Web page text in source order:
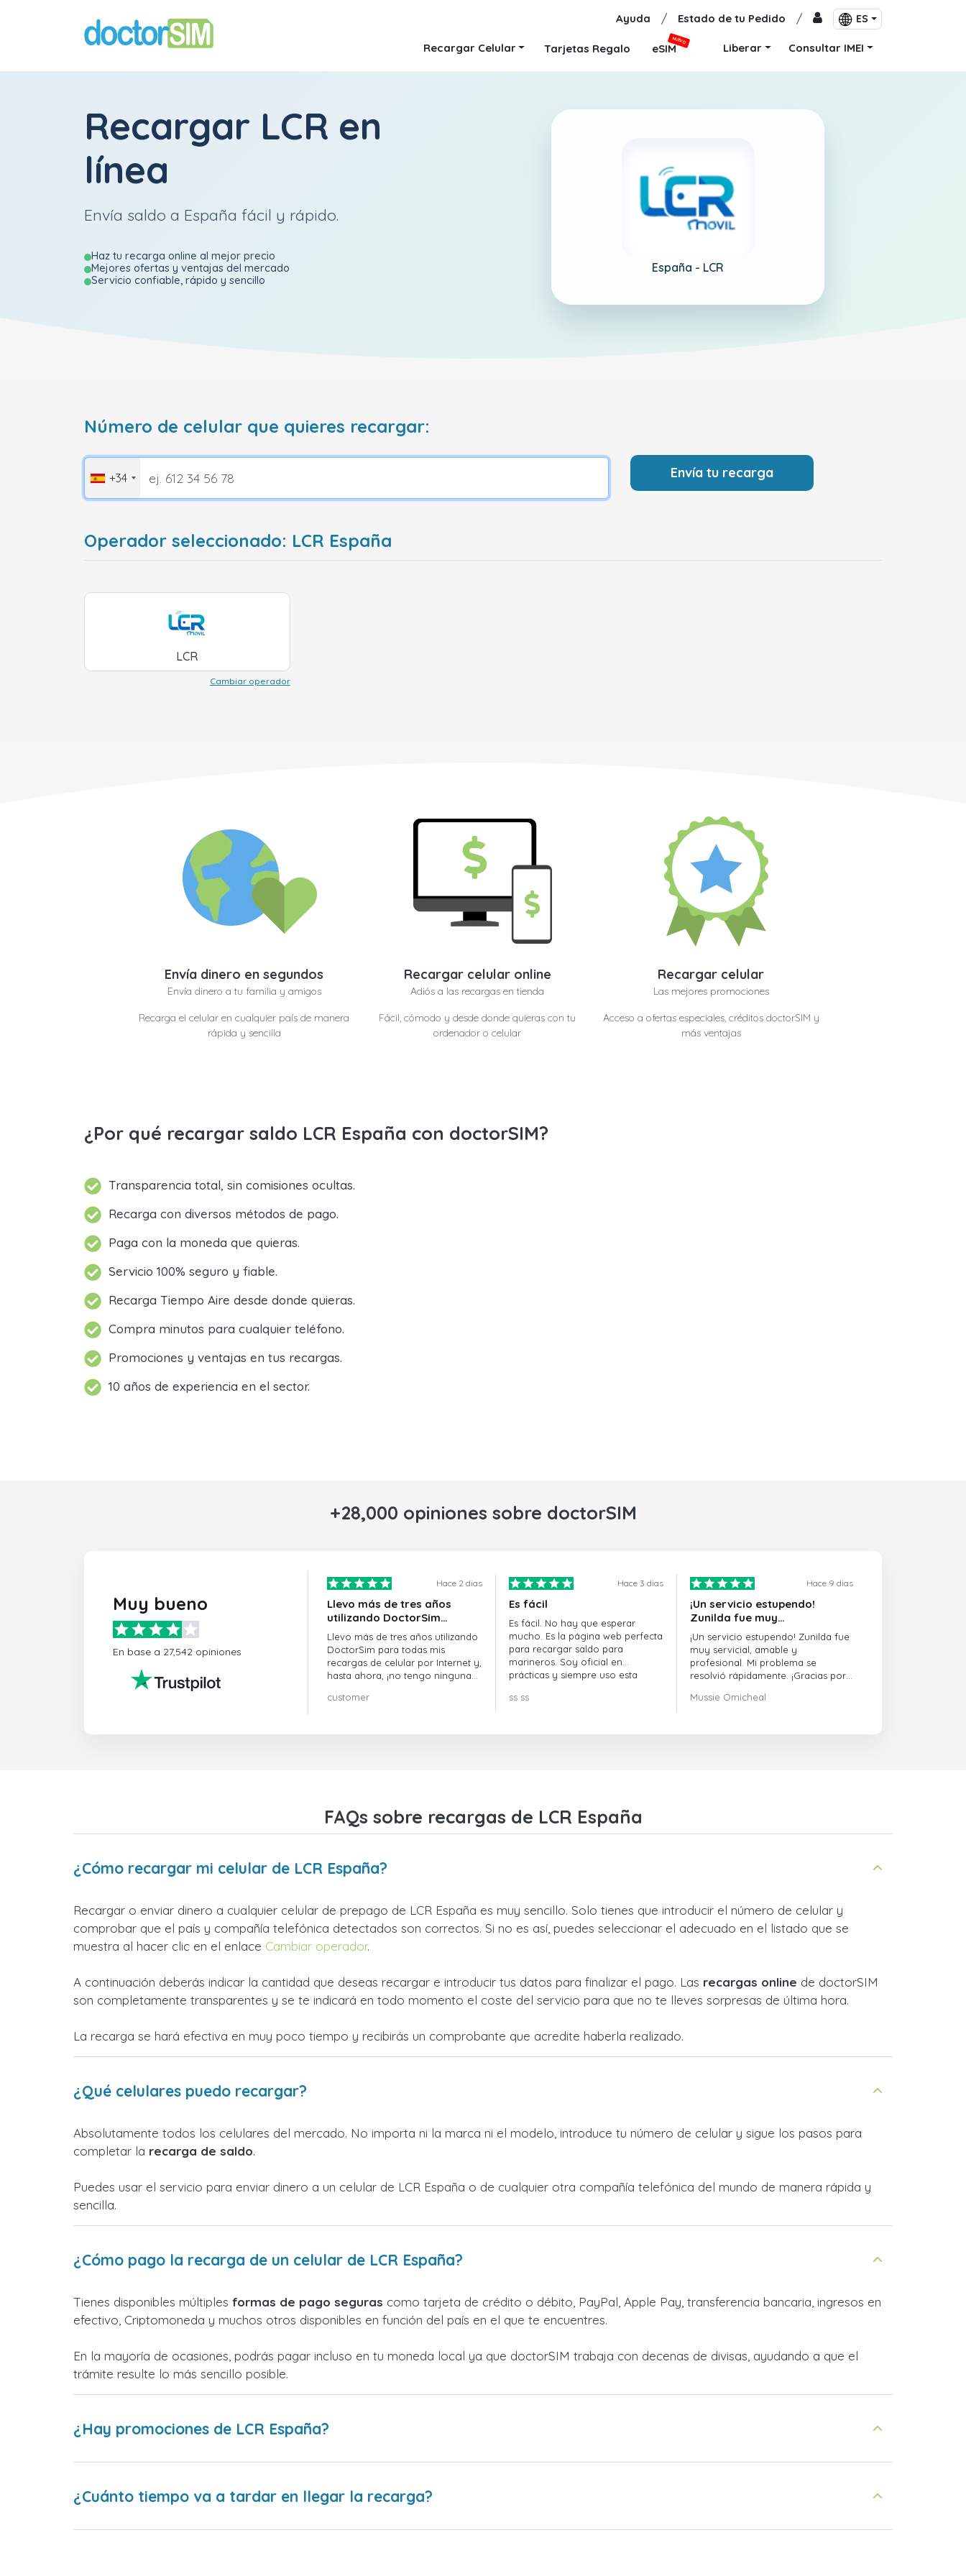
Ayuda / Estado de tu Pedido / ES
Recargar Celular Tarjetas Regalo eSIM
NUEVO
Liberar Consultar IMEI
Recargar LCR en
línea
Envía saldo a España fácil y rápido.
Haz tu recarga online al mejor precio
Mejores ofertas y ventajas del mercado
Servicio confiable, rápido y sencillo
España - LCR
Número de celular que quieres recargar:
+34 Envía tu recarga
Operador seleccionado: LCR España
LCR
Cambiar operador
Envía dinero en segundos
Envía dinero a tu familia y amigos
Recarga el celular en cualquier país de manera
rápida y sencilla
Recargar celular online
Adiós a las recargas en tienda
Fácil, cómodo y desde donde quieras con tu
ordenador o celular
Recargar celular
Las mejores promociones
Acceso a ofertas especiales, créditos doctorSIM y
más ventajas
¿Por qué recargar saldo LCR España con doctorSIM?
Transparencia total, sin comisiones ocultas.
Recarga con diversos métodos de pago.
Paga con la moneda que quieras.
Servicio 100% seguro y fiable.
Recarga Tiempo Aire desde donde quieras.
Compra minutos para cualquier teléfono.
Promociones y ventajas en tus recargas.
10 años de experiencia en el sector.
+28,000 opiniones sobre doctorSIM
Muy bueno
En base a 27,542 opiniones
Hace 2 dias
Llevo más de tres años
utilizando DoctorSim…
Llevo más de tres años utilizando
DoctorSim para todas mis
recargas de celular por Internet y,
hasta ahora, ¡no tengo ninguna
customer
Hace 3 dias
Es fácil
Es fácil. No hay que esperar
mucho. Es la página web perfecta
para recargar saldo para
marineros. Soy oficial en
prácticas y siempre uso esta
ss ss
Hace 9 dias
¡Un servicio estupendo!
Zunilda fue muy…
¡Un servicio estupendo! Zunilda fue
muy servicial, amable y
profesional. Mi problema se
resolvió rápidamente. ¡Gracias por
Mussie Omicheal
FAQs sobre recargas de LCR España
¿Cómo recargar mi celular de LCR España?
Recargar o enviar dinero a cualquier celular de prepago de LCR España es muy sencillo. Solo tienes que introducir el número de celular y
comprobar que el país y compañía telefónica detectados son correctos. Si no es así, puedes seleccionar el adecuado en el listado que se
muestra al hacer clic en el enlace Cambiar operador.
A continuación deberás indicar la cantidad que deseas recargar e introducir tus datos para finalizar el pago. Las recargas online de doctorSIM
son completamente transparentes y se te indicará en todo momento el coste del servicio para que no te lleves sorpresas de última hora.
La recarga se hará efectiva en muy poco tiempo y recibirás un comprobante que acredite haberla realizado.
¿Qué celulares puedo recargar?
Absolutamente todos los celulares del mercado. No importa ni la marca ni el modelo, introduce tu número de celular y sigue los pasos para
completar la recarga de saldo.
Puedes usar el servicio para enviar dinero a un celular de LCR España o de cualquier otra compañía telefónica del mundo de manera rápida y
sencilla.
¿Cómo pago la recarga de un celular de LCR España?
Tienes disponibles múltiples formas de pago seguras como tarjeta de crédito o débito, PayPal, Apple Pay, transferencia bancaria, ingresos en
efectivo, Criptomoneda y muchos otros disponibles en función del país en el que te encuentres.
En la mayoría de ocasiones, podrás pagar incluso en tu moneda local ya que doctorSIM trabaja con decenas de divisas, ayudando a que el
trámite resulte lo más sencillo posible.
¿Hay promociones de LCR España?
¿Cuánto tiempo va a tardar en llegar la recarga?